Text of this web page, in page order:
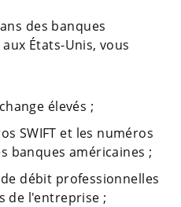
des banques
États-Unis, vous
élevés ;
SWIFT et les numéros
banques américaines ;
débit professionnelles
de l'entreprise ;